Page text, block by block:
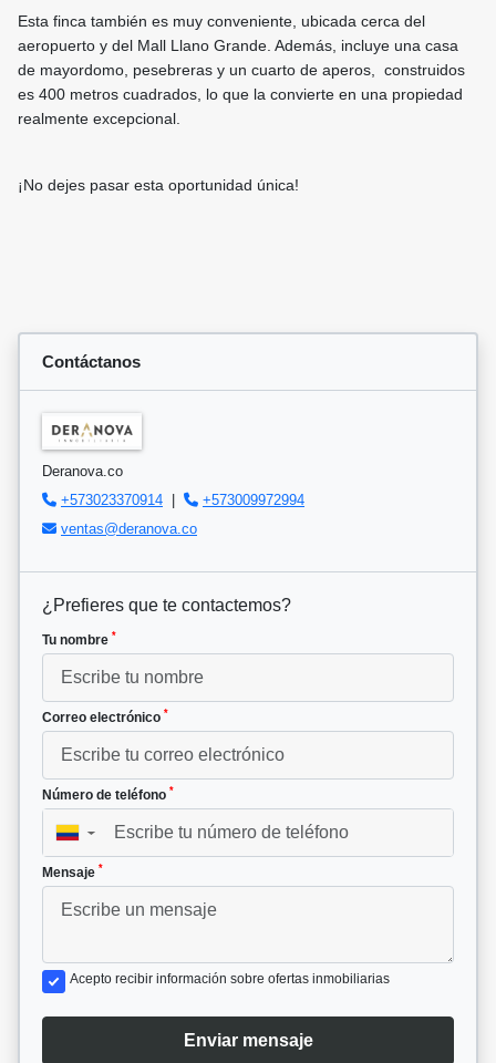
Esta finca también es muy conveniente, ubicada cerca del
aeropuerto y del Mall Llano Grande. Además, incluye una casa
de mayordomo, pesebreras y un cuarto de aperos, construidos
es 400 metros cuadrados, lo que la convierte en una propiedad
realmente excepcional.
¡No dejes pasar esta oportunidad única!
Contáctanos
Deranova.co
+573023370914 |
+573009972994
ventas@deranova.co
¿Prefieres que te contactemos?
Tu nombre *
Correo electrónico *
Número de teléfono *
▼
Mensaje *
Acepto recibir información sobre ofertas inmobiliarias
Enviar mensaje